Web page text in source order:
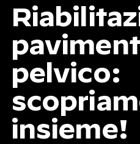
pelvico:
insieme!